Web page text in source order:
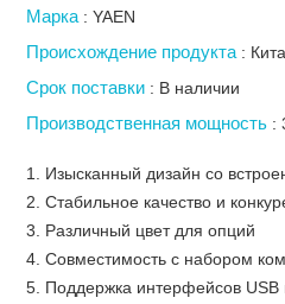
Марка : YAEN
Происхождение продукта :
Срок поставки : В наличии
Производственная мощность :
1. Изысканный дизайн со
2. Стабильное качество и
3. Различный цвет для опций
4. Совместимость с набором
5. Поддержка интерфейсов USB